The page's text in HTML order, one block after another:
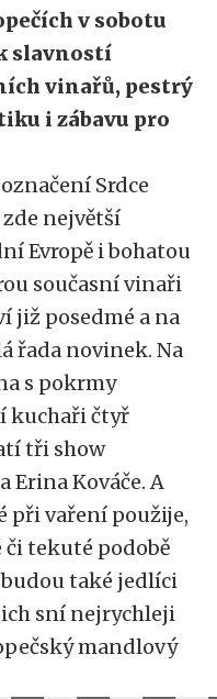
v sobotu
slavností
vinařů, pestrý
i zábavu pro
Srdce
největší
Evropě i bohatou
současní vinaři
již posedmé a na
řada novinek. Na
s pokrmy
kuchaři čtyř
tři show
Erina Kováče. A
při vaření použije,
tekuté podobě
také jedlíci
sní nejrychleji
mandlový